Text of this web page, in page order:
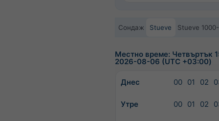
Сондаж Stueve Stueve
Местно време: Четвъртък
2026-08-06 (UTC +03:00)
Днес 00 01 02
Утре 00 01 02